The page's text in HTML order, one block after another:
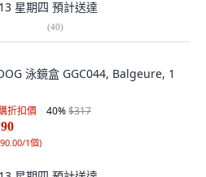
星期四 預計送達
(40)
泳鏡盒 GGC044, Balgeure, 1
折扣價 40%$317
1個)